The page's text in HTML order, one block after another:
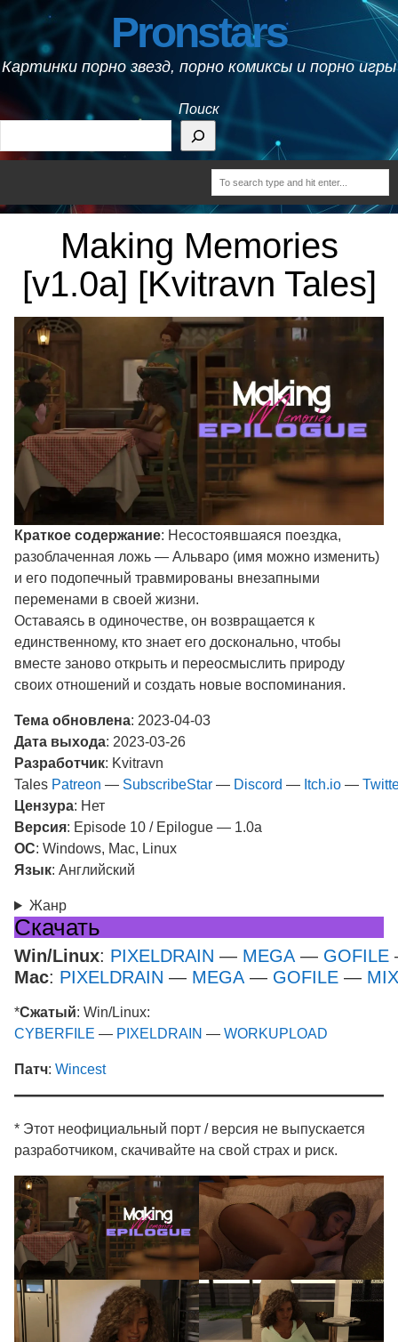
Pronstars
Картинки порно звезд, порно комиксы и порно игры
Поиск
Making Memories
[v1.0a] [Kvitravn Tales]
Краткое содержание: Несостоявшаяся поездка,
разоблаченная ложь — Альваро (имя можно изменить)
и его подопечный травмированы внезапными
переменами в своей жизни.
Оставаясь в одиночестве, он возвращается к
единственному, кто знает его досконально, чтобы
вместе заново открыть и переосмыслить природу
своих отношений и создать новые воспоминания.
Тема обновлена: 2023-04-03
Дата выхода: 2023-03-26
Разработчик: Kvitravn
Tales Patreon — SubscribeStar — Discord — Itch.io —
Цензура: Нет
Версия: Episode 10 / Epilogue — 1.0a
ОС: Windows, Mac, Linux
Язык: Английский
Жанр
Скачать
Win/Linux: PIXELDRAIN — MEGA — GOFILE
Mac: PIXELDRAIN — MEGA — GOFILE —
*Сжатый: Win/Linux:
CYBERFILE — PIXELDRAIN — WORKUPLOAD
Патч: Wincest
* Этот неофициальный порт / версия не выпускается
разработчиком, скачивайте на свой страх и риск.